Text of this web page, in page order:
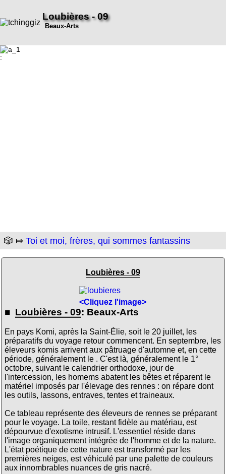
Loubières - 09
Beaux-Arts
:
🎲 ⤇ Toi et moi, frères, qui sommes fantassins
Loubières - 09
<Cliquez l'image>
■ Loubières - 09: Beaux-Arts
En pays Komi, après la Saint-Élie, soit le 20 juillet, les
préparatifs du voyage retour commencent. En septembre, les
éleveurs komis arrivent aux pâtruage d'automne et, en cette
période, généralement le . C'est là, généralement le 1°
octobre, suivant le calendrier orthodoxe, jour de
l'intercession, les homems abatent les bêtes et réparent le
matériel imposés par l'élevage des rennes : on répare dont
les outils, lassons, entraves, tentes et traineaux.
Ce tableau représente des éleveurs de rennes se préparant
pour le voyage. La toile, restant fidèle au matériau, est
dépourvue d'exotisme intrusif. L'essentiel réside dans
l'image organiquement intégrée de l'homme et de la nature.
L'état poétique de cette nature est transformé par les
premières neiges, est véhiculé par une palette de couleurs
aux innombrables nuances de gris nacré.